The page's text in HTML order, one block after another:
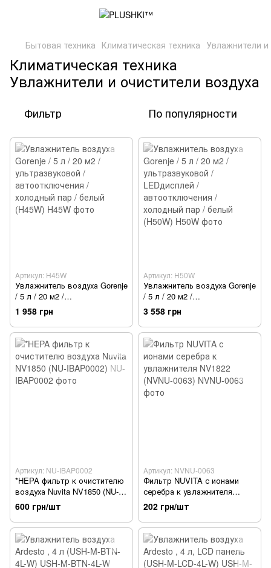
Бытовая техника Климатическая техника Увлажнители и
Климатическая техника
Увлажнители и очистители воздуха
Фильтр По популярности
Артикул: H45W
Увлажнитель воздуха Gorenje
/ 5 л / 20 м2 /
ультразвуковой /
автоотключения / холодный
пар / белый (H45W)
1 958 грн
Артикул: H50W
Увлажнитель воздуха Gorenje
/ 5 л / 20 м2 /
ультразвуковой /
LEDдисплей /
автоотключения / холодный
пар / белый (H50W)
3 558 грн
Артикул: NU-IBAP0002
*HEPA фильтр к очистителю
воздуха Nuvita NV1850 (NU-
IBAP0002)
600 грн/шт
Артикул: NVNU-0063
Фильтр NUVITA с ионами
серебра к увлажнителя
NV1822 (NVNU-0063)
202 грн/шт